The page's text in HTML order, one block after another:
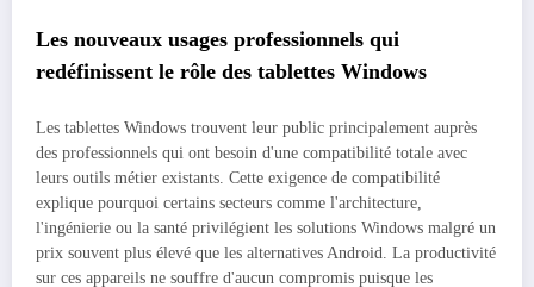
Les nouveaux usages professionnels qui
redéfinissent le rôle des tablettes Windows
Les tablettes Windows trouvent leur public principalement auprès
des professionnels qui ont besoin d'une compatibilité totale avec
leurs outils métier existants. Cette exigence de compatibilité
explique pourquoi certains secteurs comme l'architecture,
l'ingénierie ou la santé privilégient les solutions Windows malgré un
prix souvent plus élevé que les alternatives Android. La productivité
sur ces appareils ne souffre d'aucun compromis puisque les